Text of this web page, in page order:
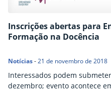
Inscrições abertas para
Formação na Docência
Notícias-21 de novembro de 2018
Interessados podem
dezembro; evento acontece